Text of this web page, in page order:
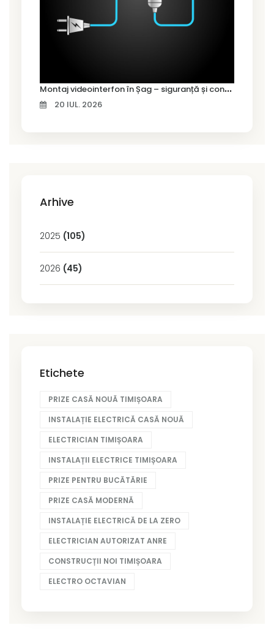
M
ontaj videointerfon în Șag – siguranță și control pentru locuința ta
20 IUL. 2026
Arhive
2025 (105)
2026 (45)
Etichete
PRIZE CASĂ NOUĂ TIMIȘOARA
INSTALAȚIE ELECTRICĂ CASĂ NOUĂ
ELECTRICIAN TIMIȘOARA
INSTALAȚII ELECTRICE TIMIȘOARA
PRIZE PENTRU BUCĂTĂRIE
PRIZE CASĂ MODERNĂ
INSTALAȚIE ELECTRICĂ DE LA ZERO
ELECTRICIAN AUTORIZAT ANRE
CONSTRUCȚII NOI TIMIȘOARA
ELECTRO OCTAVIAN